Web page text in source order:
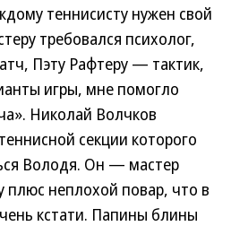
теннисисту нужен свой
требовался психолог,
Пэту Рафтеру — тактик,
игры, мне помогло
Николай Волчков
секции которого
Володя. Он — мастер
плюс неплохой повар, что в
кстати. Папины блины